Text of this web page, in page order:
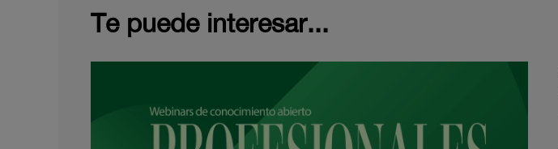
Te puede interesar...